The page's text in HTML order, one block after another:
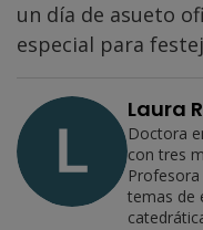
un día de asueto
especial para
Laura
Doctora
con tres
temas de